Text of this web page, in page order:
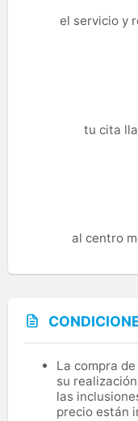
el servicio y
tu cita
al centro
La compra
su
las
precio están